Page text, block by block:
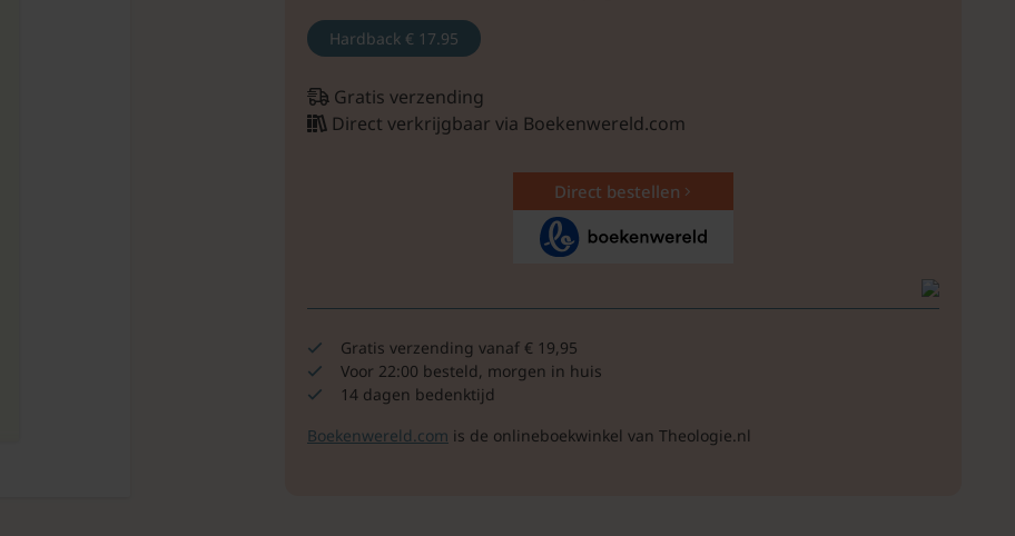
Hardback € 17.95
Gratis verzending
Direct verkrijgbaar via Boekenwereld.com
Direct bestellen
Gratis verzending vanaf € 19,95
Voor 22:00 besteld, morgen in huis
14 dagen bedenktijd
Boekenwereld.com is de onlineboekwinkel van Theologie.nl